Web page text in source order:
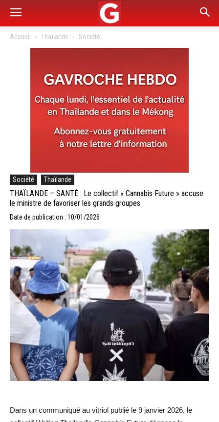
Accueil Thaïlande Société
Société Thaïlande
THAÏLANDE – SANTÉ : Le collectif « Cannabis Future » accuse
le ministre de favoriser les grands groupes
Date de publication : 10/01/2026
Dans un communiqué au vitriol publié le 9 janvier 2026, le